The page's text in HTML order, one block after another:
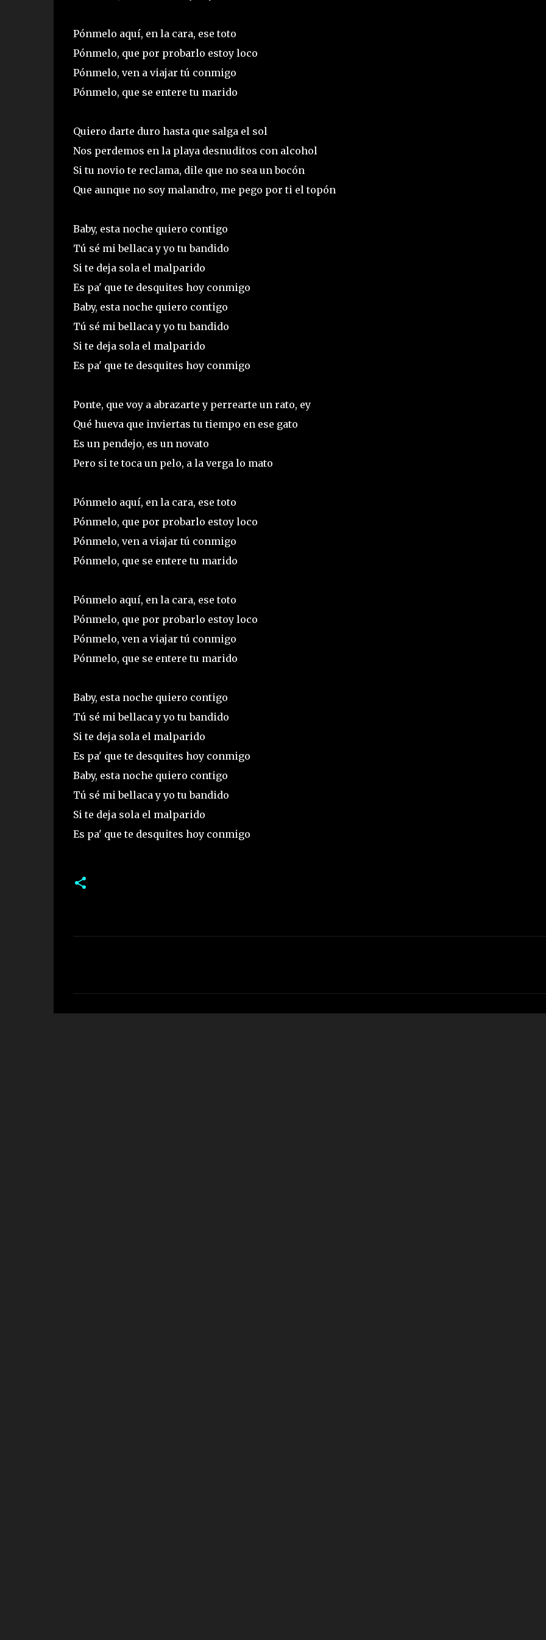
Pónmelo aquí, en la cara, ese toto
Pónmelo, que por probarlo estoy loco
Pónmelo, ven a viajar tú conmigo
Pónmelo, que se entere tu marido
Quiero darte duro hasta que salga el sol
Nos perdemos en la playa desnuditos con alcohol
Si tu novio te reclama, dile que no sea un bocón
Que aunque no soy malandro, me pego por ti el topón
Baby, esta noche quiero contigo
Tú sé mi bellaca y yo tu bandido
Si te deja sola el malparido
Es pa' que te desquites hoy conmigo
Baby, esta noche quiero contigo
Tú sé mi bellaca y yo tu bandido
Si te deja sola el malparido
Es pa' que te desquites hoy conmigo
Ponte, que voy a abrazarte y perrearte un rato, ey
Qué hueva que inviertas tu tiempo en ese gato
Es un pendejo, es un novato
Pero si te toca un pelo, a la verga lo mato
Pónmelo aquí, en la cara, ese toto
Pónmelo, que por probarlo estoy loco
Pónmelo, ven a viajar tú conmigo
Pónmelo, que se entere tu marido
Pónmelo aquí, en la cara, ese toto
Pónmelo, que por probarlo estoy loco
Pónmelo, ven a viajar tú conmigo
Pónmelo, que se entere tu marido
Baby, esta noche quiero contigo
Tú sé mi bellaca y yo tu bandido
Si te deja sola el malparido
Es pa' que te desquites hoy conmigo
Baby, esta noche quiero contigo
Tú sé mi bellaca y yo tu bandido
Si te deja sola el malparido
Es pa' que te desquites hoy conmigo